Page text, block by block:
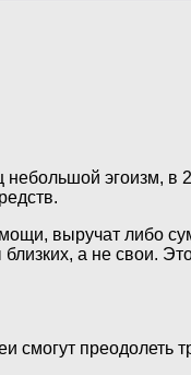
эгоизм, в
выручат либо
а не свои.
преодолеть